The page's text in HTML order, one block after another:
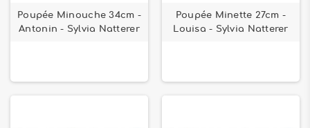
Poupée Minouche 34cm -
Antonin - Sylvia Natterer
Poupée Minette 27cm -
Louisa - Sylvia Natterer